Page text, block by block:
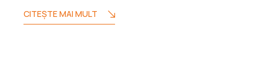
CITEŞTE MAI MULT